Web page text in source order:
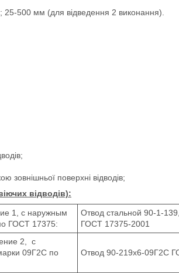
500 мм (для відведення 2 виконання).
зовнішньої поверхні відводів;
відводів):
1, с наружным
ГОСТ 17375:
Отвод стальной 90-1-
ГОСТ 17375-2001
2, с
09Г2С по
Отвод 90-219х6-09Г2С